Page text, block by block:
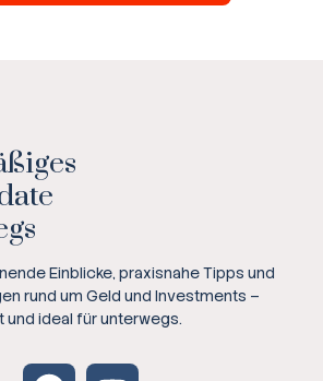
Einblicke, praxisnahe Tipps und
rund um Geld und Investments –
ideal für unterwegs.